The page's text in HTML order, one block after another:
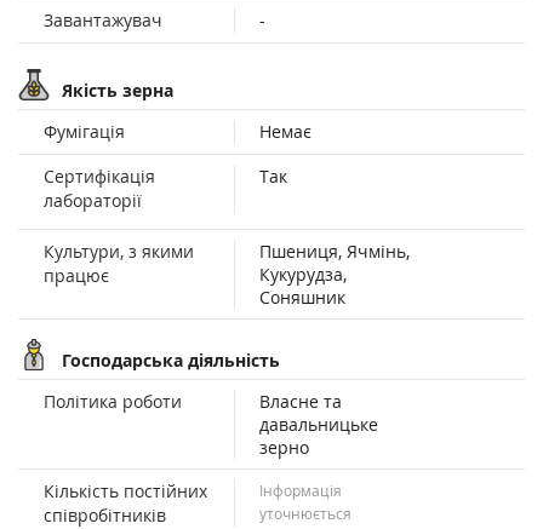
Завантажувач -
Якість зерна
Фумігація
Немає
Сертифікація
лабораторії
Так
Культури, з якими
працює
Пшениця, Ячмінь,
Кукурудза,
Соняшник
Господарська діяльність
Політика роботи
Власне та
давальницьке
зерно
Кількість постійних
співробітників
Інформація
уточнюється